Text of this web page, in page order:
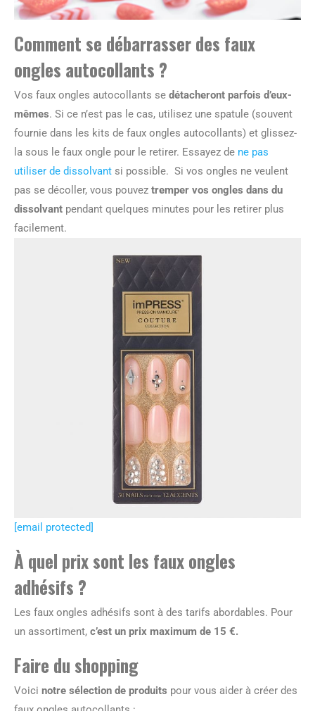
Comment se débarrasser des faux
ongles autocollants ?
Vos faux ongles autocollants se détacheront parfois d’eux-
mêmes. Si ce n’est pas le cas, utilisez une spatule (souvent
fournie dans les kits de faux ongles autocollants) et glissez-
la sous le faux ongle pour le retirer. Essayez de ne pas
utiliser de dissolvant si possible. Si vos ongles ne veulent
pas se décoller, vous pouvez tremper vos ongles dans du
dissolvant pendant quelques minutes pour les retirer plus
facilement.
[email protected]
À quel prix sont les faux ongles
adhésifs ?
Les faux ongles adhésifs sont à des tarifs abordables. Pour
un assortiment, c’est un prix maximum de 15 €.
Faire du shopping
Voici notre sélection de produits pour vous aider à créer des